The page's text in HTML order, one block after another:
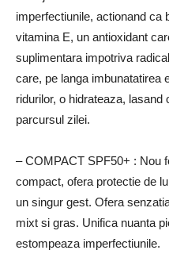
imperfectiunile, actionand ca
vitamina E, un antioxidant
suplimentara impotriva
care, pe langa imbunatatirea
ridurilor, o hidrateaza,
parcursul zilei.
– COMPACT SPF50+ : Nou
compact, ofera protectie de
un singur gest. Ofera
mixt si gras. Unifica nuanta
estompeaza imperfectiunile.